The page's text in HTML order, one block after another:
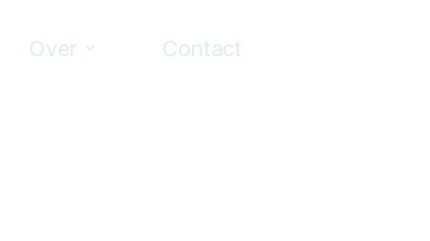
Over Contact